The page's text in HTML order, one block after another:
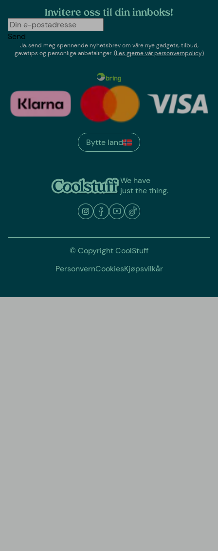
Invitere oss til din innboks!
Send
Ja, send meg spennende nyhetsbrev om våre nye gadgets, tilbud,
gavetips og personlige anbefalinger.(Les gjerne vår personvernpolicy)
We have
just the thing.
Bytte land
© Copyright CoolStuff
PersonvernCookiesKjøpsvilkår